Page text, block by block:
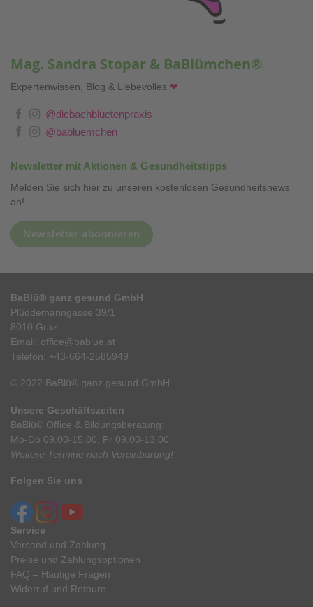
Mag. Sandra Stopar & BaBlümchen®
Expertenwissen, Blog & Liebevolles ❤
@diebachbluetenpraxis
@babluemchen
Newsletter mit Aktionen & Gesundheitstipps
Melden Sie sich hier zu unseren kostenlosen Gesundheitsnews
an!
Newsletter abonnieren
BaBlü® ganz gesund GmbH
Plüddemanngasse 39/1
8010 Graz
Email: office@bablue.at
Telefon: +43-664-2585949
© 2022 BaBlü® ganz gesund GmbH
Unsere Geschäftszeiten
BaBlü® Office & Bildungsberatung:
Mo-Do 09.00-15.00, Fr 09.00-13.00
Weitere Termine nach Vereinbarung!
Folgen Sie uns
Service
Versand und Zahlung
Preise und Zahlungsoptionen
FAQ – Häufige Fragen
Widerruf und Retoure